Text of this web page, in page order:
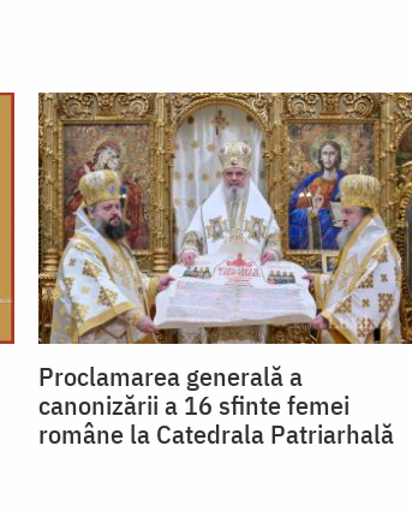
Proclamarea generală a
canonizării a 16 sfinte femei
române la Catedrala Patriarhală